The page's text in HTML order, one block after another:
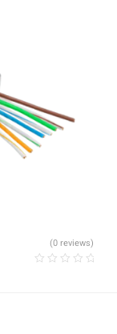
(0 reviews)